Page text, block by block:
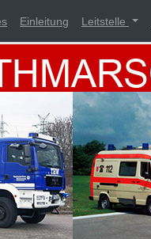
Einleitung Leitstelle